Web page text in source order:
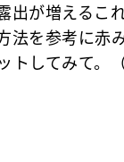
出が増えるこ
法を参考に赤
トしてみて。